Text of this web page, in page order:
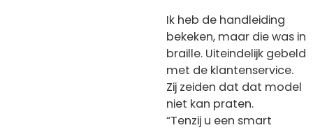
Ik heb de handleiding
bekeken, maar die was in
braille. Uiteindelijk gebeld
met de klantenservice.
Zij zeiden dat dat model
niet kan praten.
“Tenzij u een smart